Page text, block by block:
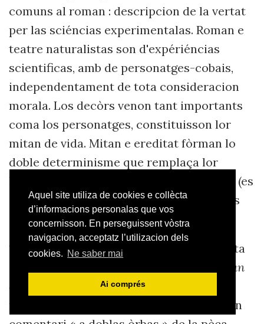
Aquel site utiliza de cookies e collècta
d’informacions personalas que vos
concernisson. En perseguissent vòstra
navigacion, acceptatz l’utilizacion dels
cookies. Ne saber mai
Ai comprés
comuns al roman : descripcion de la vertat
per las sciéncias experimentalas. Roman e
teatre naturalistas son d'expériéncias
scientificas, amb de personatges-cobais,
independentament de tota consideracion
morala. Los decòrs venon tant importants
coma los personatges, constituisson lor
mitan de vida. Mitan e ereditat fòrman lo
doble determinisme que remplaça lor
libertat, car los personatges naturalistas (es
a dire nosautres umans) son desprovesits
de liure arbitri.
Thérèse Raquin, pèça, edicion, prefaci, data
Pan
dóu pecat
e 5 ans abans sa creacion
montpelhierenca. Lo prefaci de Zola es un